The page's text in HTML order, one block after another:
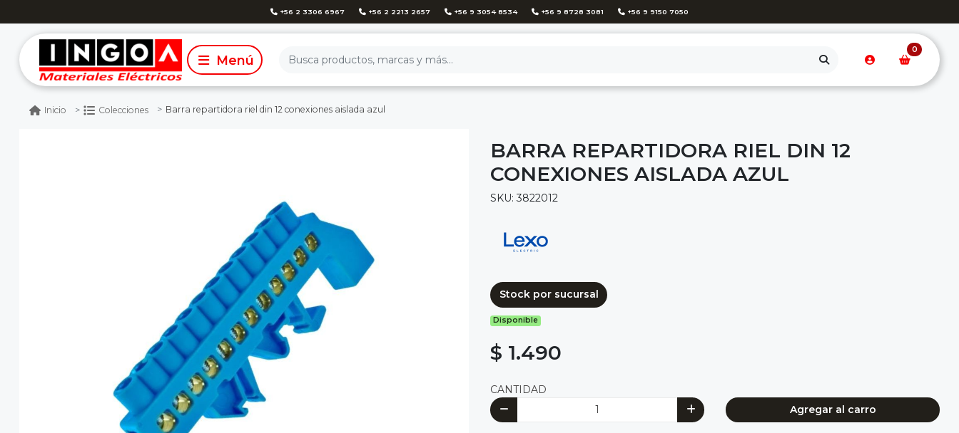
+56 2 3306 6967 +56 2 2213 2657 +56 9 3054 8534 +56 9 8728 3081 +56 9 9150 7050
0
Inicio Colecciones Barra repartidora riel din 12 conexiones aislada azul
BARRA REPARTIDORA RIEL DIN 12
CONEXIONES AISLADA AZUL
SKU: 3822012
Stock por sucursal
Disponible
$ 1.490
CANTIDAD
Agregar al carro